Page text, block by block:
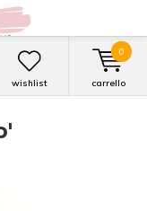
wishlist carrello
0